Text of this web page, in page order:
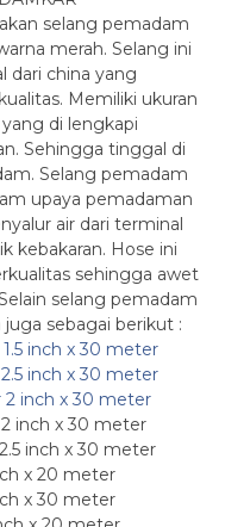
selang pemadam
merah. Selang ini
dari china yang
Memiliki ukuran
di lengkapi
Sehingga tinggal di
Selang pemadam
upaya pemadaman
air dari terminal
kebakaran. Hose ini
sehingga awet
selang pemadam
sebagai berikut :
inch x 30 meter
inch x 30 meter
2 inch x 30 meter
inch x 30 meter
inch x 30 meter
x 20 meter
x 30 meter